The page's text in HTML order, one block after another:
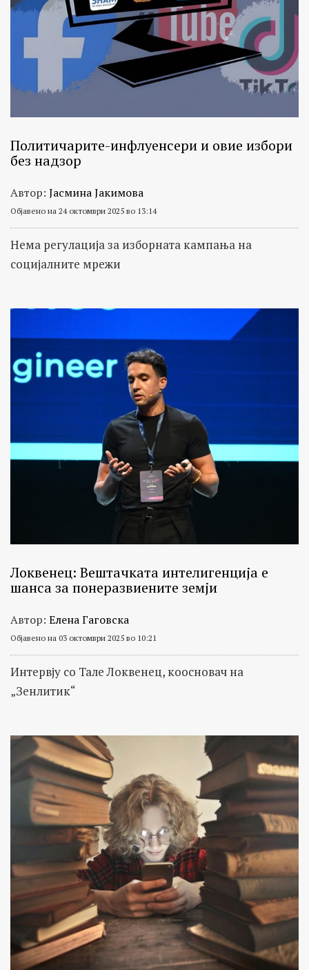
Политичарите-инфлуенсери и овие избори
без надзор
Автор: Јасмина Јакимова
Објавено на 24 октомври 2025 во 13:14
Нема регулација за изборната кампања на
социјалните мрежи
Локвенец: Вештачката интелигенција е
шанса за понеразвиените земји
Автор: Елена Гаговска
Објавено на 03 октомври 2025 во 10:21
Интервју со Тале Локвенец, коосновач на
„Зенлитик“